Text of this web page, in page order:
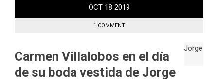
OCT 18 2019
1 COMMENT
Carmen Villalobos en el día
de su boda vestida de Jorge